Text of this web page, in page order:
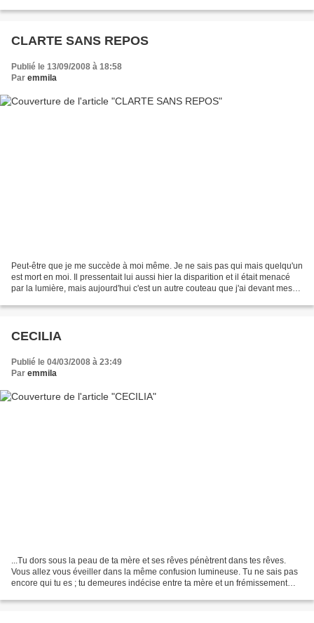
CLARTE SANS REPOS
Publié le 13/09/2008 à 18:58
Par emmila
Peut-être que je me succède à moi même. Je ne sais pas qui mais quelqu'un
est mort en moi. Il pressentait lui aussi hier la disparition et il était menacé
par la lumière, mais aujourd'hui c'est un autre couteau que j'ai devant mes
CECILIA
Publié le 04/03/2008 à 23:49
Par emmila
...Tu dors sous la peau de ta mère et ses rêves pénètrent dans tes rêves.
Vous allez vous éveiller dans la même confusion lumineuse. Tu ne sais pas
encore qui tu es ; tu demeures indécise entre ta mère et un frémissement